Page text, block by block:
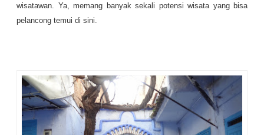
wisatawan. Ya, memang banyak sekali potensi wisata yang bisa
pelancong temui di sini.